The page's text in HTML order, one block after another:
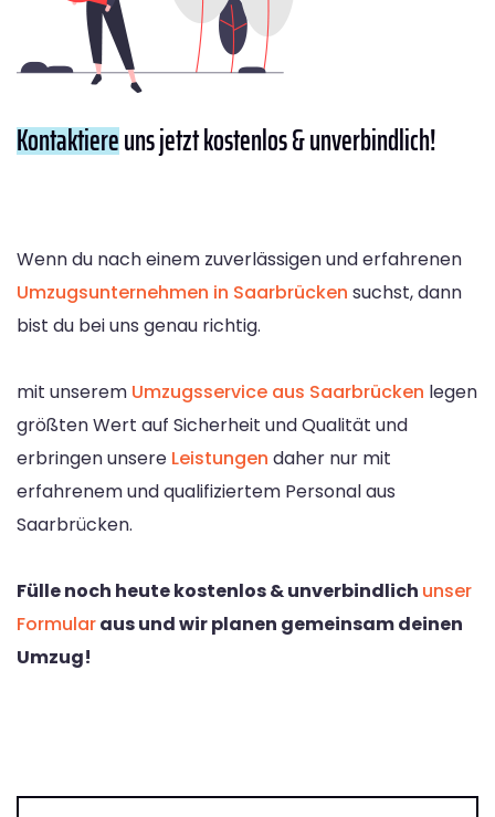
Kontaktiereuns jetzt kostenlos & unverbindlich!
Wenn du nach einem zuverlässigen und erfahrenen
Umzugsunternehmen in Saarbrücken suchst, dann
bist du bei uns genau richtig.
mit unserem Umzugsservice aus Saarbrücken legen
größten Wert auf Sicherheit und Qualität und
erbringen unsere Leistungen daher nur mit
erfahrenem und qualifiziertem Personal aus
Saarbrücken.
Fülle noch heute kostenlos & unverbindlich unser
Formularaus und wir planen gemeinsam deinen
Umzug!